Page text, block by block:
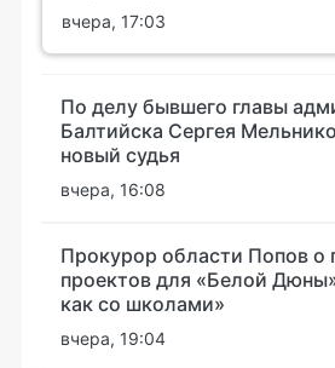
вчера, 17:03
По делу бывшего главы
Балтийска Сергея
новый судья
вчера, 16:08
Прокурор области Попов о
проектов для «Белой
как со школами»
вчера, 19:04